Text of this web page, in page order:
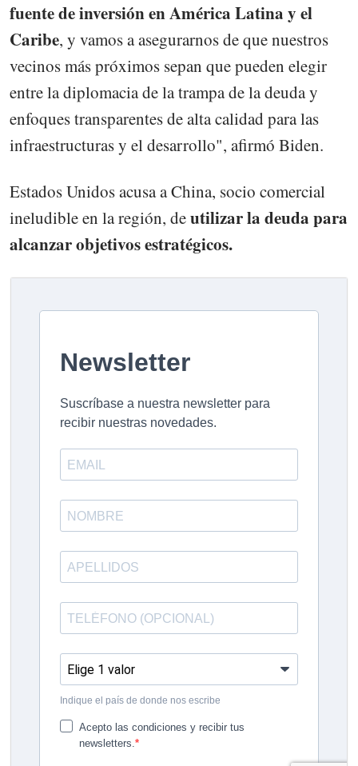
fuente de inversión en América Latina y el
Caribe, y vamos a asegurarnos de que nuestros
vecinos más próximos sepan que pueden elegir
entre la diplomacia de la trampa de la deuda y
enfoques transparentes de alta calidad para las
infraestructuras y el desarrollo", afirmó Biden.
Estados Unidos acusa a China, socio comercial
ineludible en la región, deutilizar la deuda para
alcanzar objetivos estratégicos.